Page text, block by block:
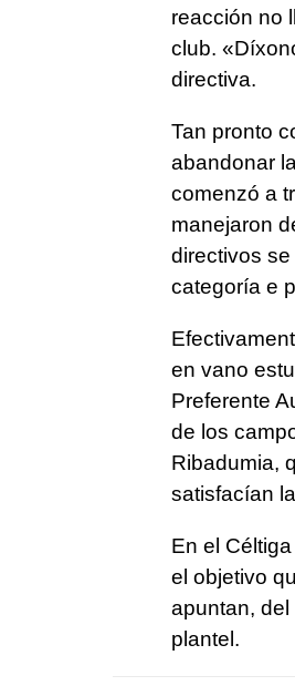
reacción no
club.
directiva.
Tan pronto
abandonar
comenzó a
manejaron
directivos
categoría e
en vano
Preferente
de los
Ribadumia,
satisfacían
En el
el objetivo
apuntan, del
plantel.